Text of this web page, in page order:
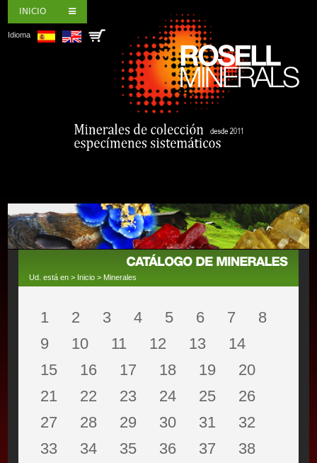
INICIO
Idioma
Ud. está en > Inicio > Minerales
1 2 3 4 5 6 7
8
9
10 11 12 13
14
15
16 17 18 19
20
21
22 23 24 25
26
27
28 29 30 31
32
33
34 35 36 37
38